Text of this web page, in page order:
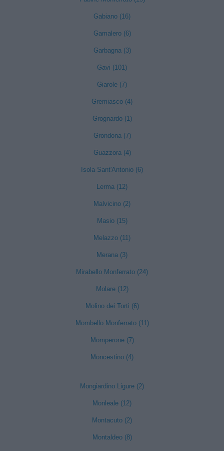
Gabiano (16)
Gamalero (6)
Garbagna (3)
Gavi (101)
Giarole (7)
Gremiasco (4)
Grognardo (1)
Grondona (7)
Guazzora (4)
Isola Sant'Antonio (6)
Lerma (12)
Malvicino (2)
Masio (15)
Melazzo (11)
Merana (3)
Mirabello Monferrato (24)
Molare (12)
Molino dei Torti (6)
Mombello Monferrato (11)
Momperone (7)
Moncestino (4)
Mongiardino Ligure (2)
Monleale (12)
Montacuto (2)
Montaldeo (8)